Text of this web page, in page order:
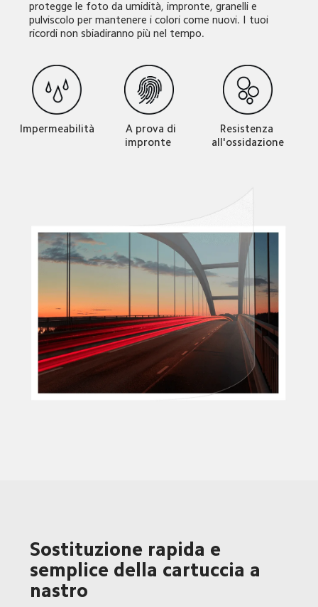
protegge le foto da umidità, impronte, granelli e
pulviscolo per mantenere i colori come nuovi. I tuoi
ricordi non sbiadiranno più nel tempo.
Impermeabilità
impronte
Resistenza
all'ossidazione
Sostituzione rapida e
semplice della cartuccia a
nastro